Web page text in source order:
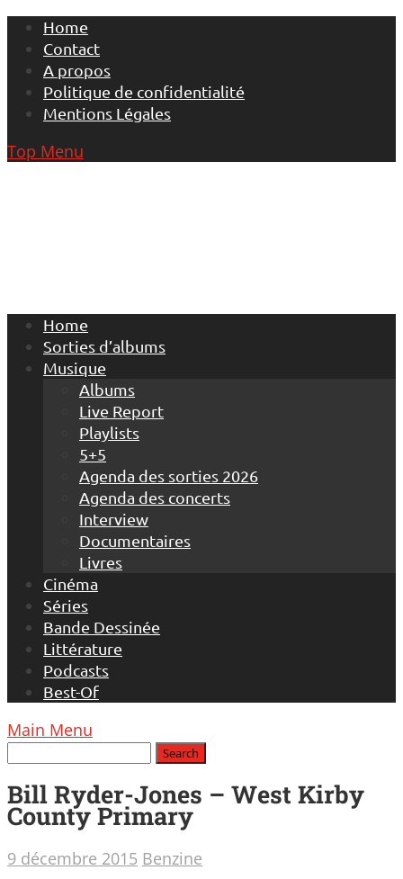
Skip
content
Home
Contact
A propos
Politique de confidentialité
Mentions Légales
Top Menu
Home
Sorties d’albums
Musique
Albums
Live Report
Playlists
5+5
Agenda des sorties 2026
Agenda des concerts
Interview
Documentaires
Livres
Cinéma
Séries
Bande Dessinée
Littérature
Podcasts
Best-Of
Main Menu
Bill Ryder-Jones – West Kirby
County Primary
9 décembre 2015 Benzine